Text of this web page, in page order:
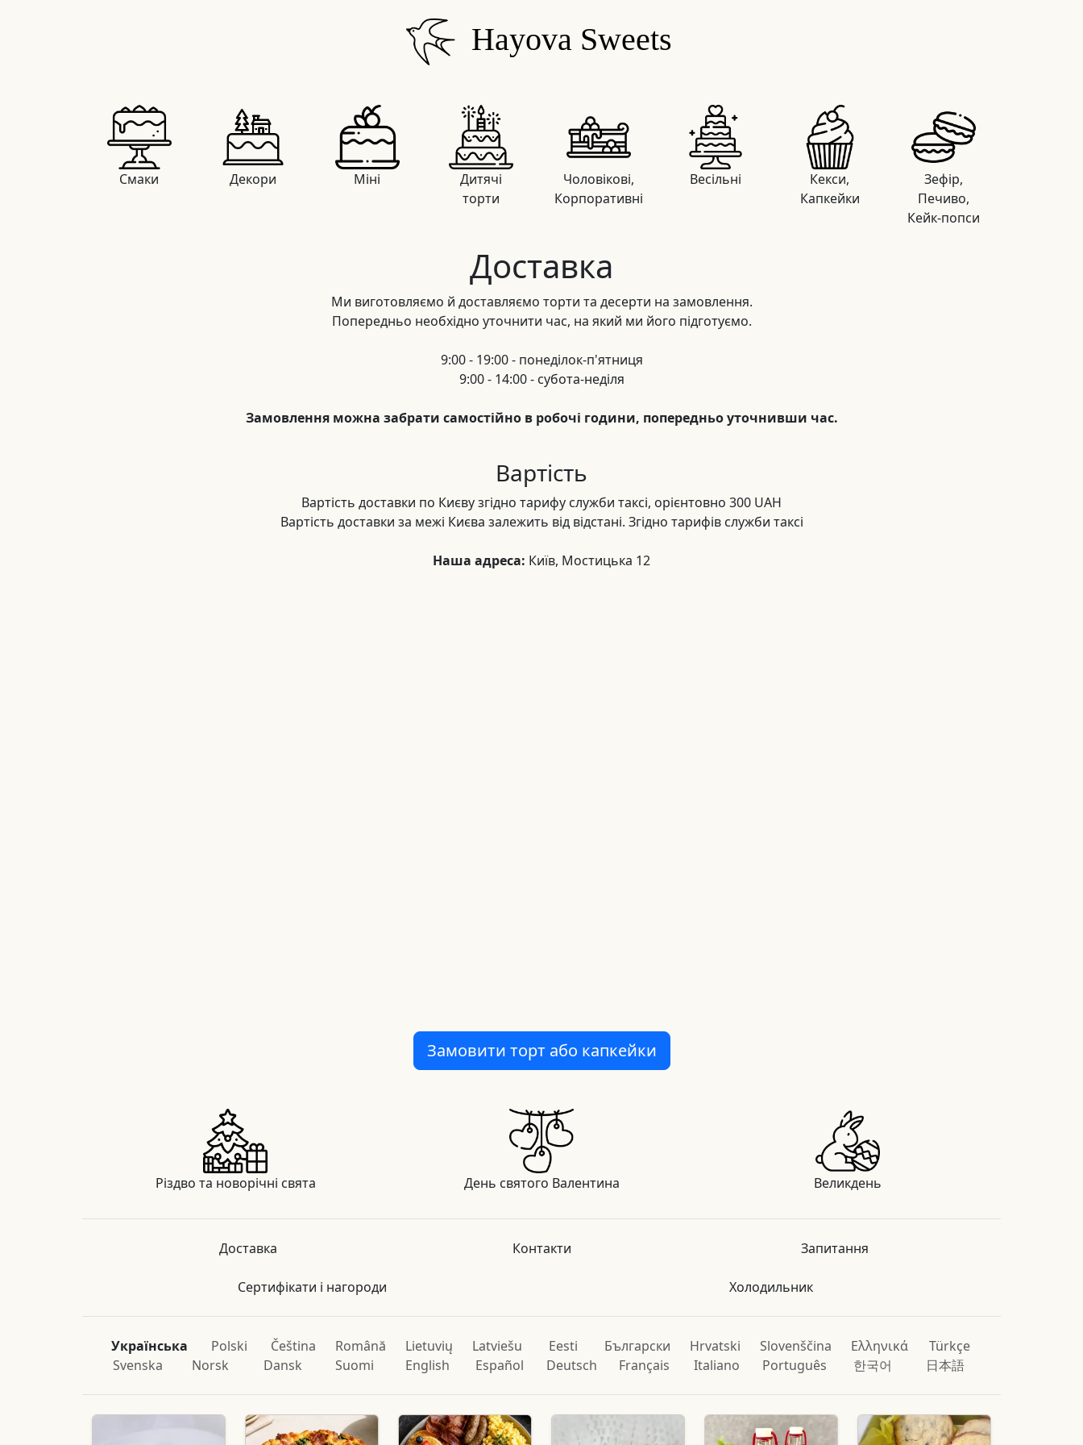
Hayova Sweets
Смаки Декори Міні
Дитячі
торти
Чоловікові,
Корпоративні
Весільні
Кекси,
Капкейки
Зефір,
Печиво,
Кейк-попси
Доставка
Ми виготовляємо й доставляємо торти та десерти на замовлення.
Попередньо необхідно уточнити час, на який ми його підготуємо.
9:00 - 19:00 - понеділок-п'ятниця
9:00 - 14:00 - субота-неділя
Замовлення можна забрати самостійно в робочі години, попередньо уточнивши час.
Вартість
Вартість доставки по Києву згідно тарифу служби таксі, орієнтовно 300 UAH
Вартість доставки за межі Києва залежить від відстані. Згідно тарифів служби таксі
Наша адреса: Київ, Мостицька 12
Замовити торт або капкейки
Різдво та новорічні свята День святого Валентина Великдень
Доставка Контакти Запитання
Сертифікати і нагороди Холодильник
Українська Polski Čeština Română Lietuvių Latviešu Eesti Български Hrvatski Slovenščina Ελληνικά
Türkçe
Svenska
Norsk Dansk Suomi English Español Deutsch Français Italiano Português 한국어 日本語